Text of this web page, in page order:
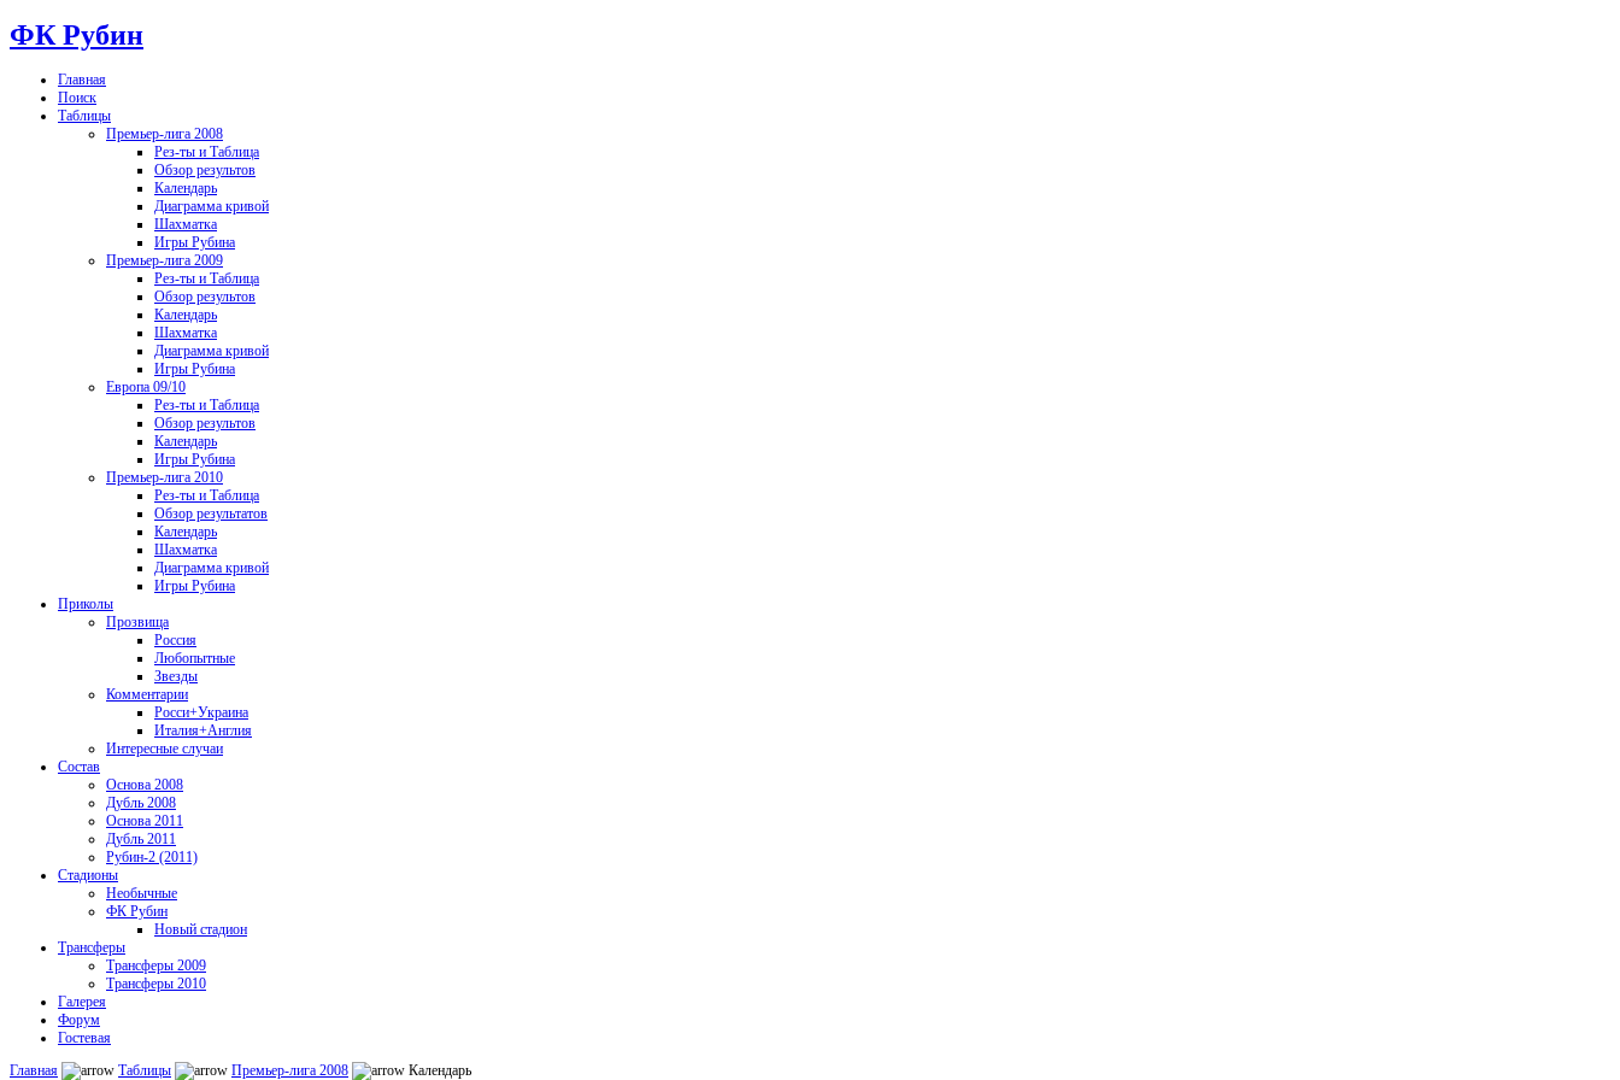
ФК Рубин
Главная
Поиск
Таблицы
Премьер-лига 2008
Рез-ты и Таблица
Обзор результов
Календарь
Диаграмма кривой
Шахматка
Игры Рубина
Премьер-лига 2009
Рез-ты и Таблица
Обзор результов
Календарь
Шахматка
Диаграмма кривой
Игры Рубина
Европа 09/10
Рез-ты и Таблица
Обзор результов
Календарь
Игры Рубина
Премьер-лига 2010
Рез-ты и Таблица
Обзор результатов
Календарь
Шахматка
Диаграмма кривой
Игры Рубина
Приколы
Прозвища
Россия
Любопытные
Звезды
Комментарии
Росси+Украина
Италия+Англия
Интересные случаи
Состав
Основа 2008
Дубль 2008
Основа 2011
Дубль 2011
Рубин-2 (2011)
Стадионы
Необычные
ФК Рубин
Новый стадион
Трансферы
Трансферы 2009
Трансферы 2010
Галерея
Форум
Гостевая
Главная
Таблицы Премьер-лига 2008 Календарь